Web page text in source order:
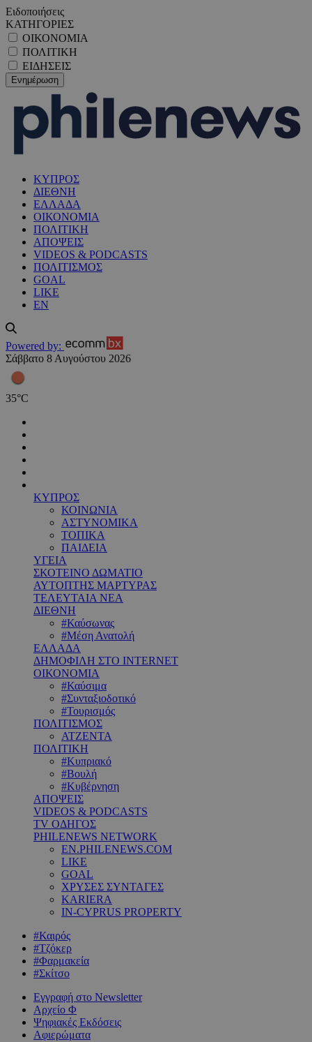
Ειδοποιήσεις
ΚΑΤΗΓΟΡΙΕΣ
ΟΙΚΟΝΟΜΙΑ
ΠΟΛΙΤΙΚΗ
ΕΙΔΗΣΕΙΣ
ΚΥΠΡΟΣ
ΔΙΕΘΝΗ
ΕΛΛΑΔΑ
ΟΙΚΟΝΟΜΙΑ
ΠΟΛΙΤΙΚΗ
ΑΠΟΨΕΙΣ
VIDEOS & PODCASTS
ΠΟΛΙΤΙΣΜΟΣ
GOAL
LIKE
EN
Powered by:
Σάββατο 8 Αυγούστου 2026
35°C
ΚΥΠΡΟΣ
ΚΟΙΝΩΝΙΑ
ΑΣΤΥΝΟΜΙΚΑ
ΤΟΠΙΚΑ
ΠΑΙΔΕΙΑ
ΥΓΕΙΑ
ΣΚΟΤΕΙΝΟ ΔΩΜΑΤΙΟ
ΑΥΤΟΠΤΗΣ ΜΑΡΤΥΡΑΣ
ΤΕΛΕΥΤΑΙΑ ΝΕΑ
ΔΙΕΘΝΗ
#Καύσωνας
#Μέση Ανατολή
ΕΛΛΑΔΑ
ΔΗΜΟΦΙΛΗ ΣΤΟ INTERNET
ΟΙΚΟΝΟΜΙΑ
#Καύσιμα
#Συνταξιοδοτικό
#Τουρισμός
ΠΟΛΙΤΙΣΜΟΣ
ΑΤΖΕΝΤΑ
ΠΟΛΙΤΙΚΗ
#Κυπριακό
#Βουλή
#Κυβέρνηση
ΑΠΟΨΕΙΣ
VIDEOS & PODCASTS
TV ΟΔΗΓΟΣ
PHILENEWS NETWORK
EN.PHILENEWS.COM
LIKE
GOAL
ΧΡΥΣΕΣ ΣΥΝΤΑΓΕΣ
KARIERA
IN-CYPRUS PROPERTY
#Καιρός
#Τζόκερ
#Φαρμακεία
#Σκίτσο
Εγγραφή στο Newsletter
Αρχείο Φ
Ψηφιακές Εκδόσεις
Αφιερώματα